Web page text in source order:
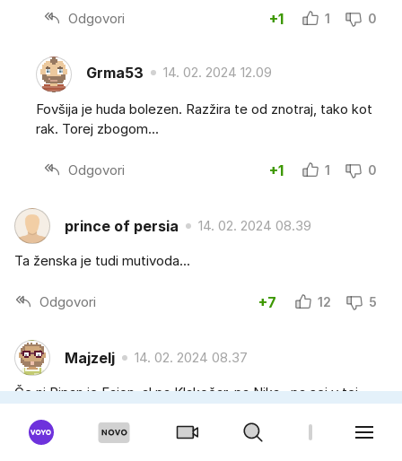
Odgovori +1 1 0
Grma53 14. 02. 2024 12.09
Fovšija je huda bolezen. Razžira te od znotraj, tako kot
rak. Torej zbogom...
Odgovori +1 1 0
prince of persia 14. 02. 2024 08.39
Ta ženska je tudi mutivoda...
Odgovori +7 12 5
Majzelj 14. 02. 2024 08.37
Če ni Pipan je Fajon, al pa Klakočar, pa Nika...pa sej v tej
nam raje polepšajte dan z njimi. Teh političnih "zavedenih